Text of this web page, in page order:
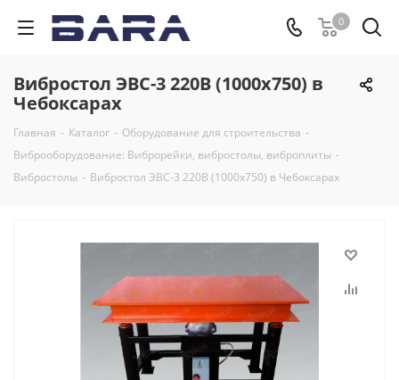
0
Вибростол ЭВС-3 220В (1000х750) в
Чебоксарах
Главная - Каталог - Оборудование для строительства -
Виброоборудование: Виброрейки, вибростолы, виброплиты -
Вибростолы - Вибростол ЭВС-3 220В (1000х750) в Чебоксарах